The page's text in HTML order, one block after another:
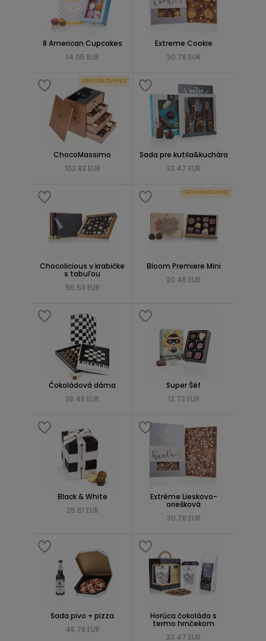
8 American Cupcakes
14.05 EUR
Extreme Cookie
30.78 EUR
GRAVÍROVANIE
ChocoMassimo
102.83 EUR
Sada pre kutila&kuchára
33.47 EUR
Chocolicious v krabičke
s tabuľou
56.53 EUR
GRAVÍROVANIE
Bloom Premiere Mini
20.48 EUR
Čokoládová dáma
38.48 EUR
Super Šéf
12.73 EUR
Black & White
25.61 EUR
Extréme Lieskovo-
oriešková
30.78 EUR
Sada pivo + pizza
48.78 EUR
Horúca čokoláda s
termo hrnčekom
33.47 EUR